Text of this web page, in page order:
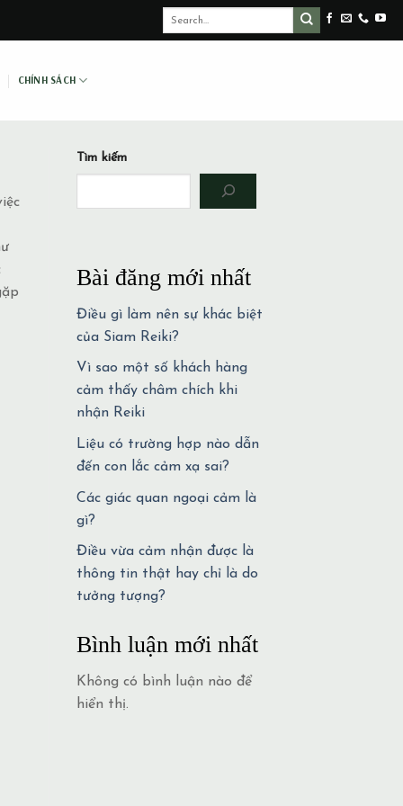
CHÍNH SÁCH
Tìm kiếm
Bài đăng mới nhất
Điều gì làm nên sự khác biệt
của Siam Reiki?
Vì sao một số khách hàng
cảm thấy châm chích khi
nhận Reiki
Liệu có trường hợp nào dẫn
đến con lắc cảm xạ sai?
Các giác quan ngoại cảm là
gì?
Điều vừa cảm nhận được là
thông tin thật hay chỉ là do
tưởng tượng?
Bình luận mới nhất
Không có bình luận nào để
hiển thị.